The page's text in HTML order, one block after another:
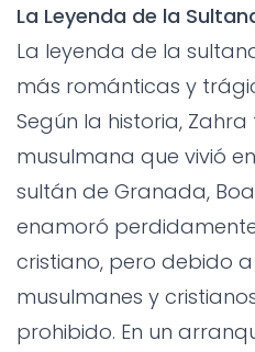
La Leyenda de la
La leyenda de la
más románticas y
Según la historia,
musulmana que vivió
sultán de Granada,
enamoró
cristiano, pero debido
musulmanes y
prohibido. En un